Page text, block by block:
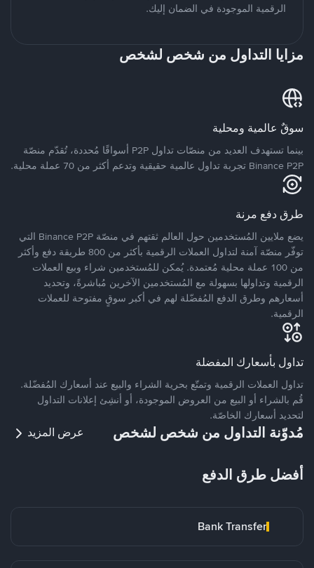
الرقمية الموجودة في الضمان إليك.
مزايا التداول من شخص لشخص
سوقٌ عالمية ومحلية
بينما تستهدف العديد من منصّات تداول P2P أسواقًا مُحددة، تُقدّم منصّة
Binance P2P تجربة تداول عالمية حقيقية وتدعم أكثر من 70 عملة محلية.
طرق دفع مرنة
يضع ملايين المُستخدمين حول العالم ثقتهم في منصّة Binance P2P التي
توفّر منصّة آمنة لتداول العملات الرقمية بأكثر من 800 طريقة دفع وأكثر
من 100 عملة محلية مُعتمدة. يُمكن للمُستخدمين شراء وبيع العملات
الرقمية وتداولها بسهولة مع المُستخدمين الآخرين مُباشرةً، وتحديد
أسعارهم وطرق الدفع المُفضّلة لهم في أكبر سوقٍ مفتوحة للعملات
الرقمية.
تداول بأسعارك المفضلة
تداول العملات الرقمية وتمتّع بحرية الشراء والبيع عند أسعارك المُفضّلة.
قُم بالشراء أو البيع من العروض الموجودة، أو أنشِئ إعلانات التداول
لتحديد أسعارك الخاصّة.
مُدوّنة التداول من شخص لشخص عرض المزيد
أفضل طرق الدفع
Bank Transfer